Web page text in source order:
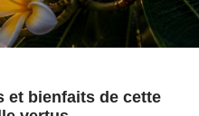
et bienfaits de cette